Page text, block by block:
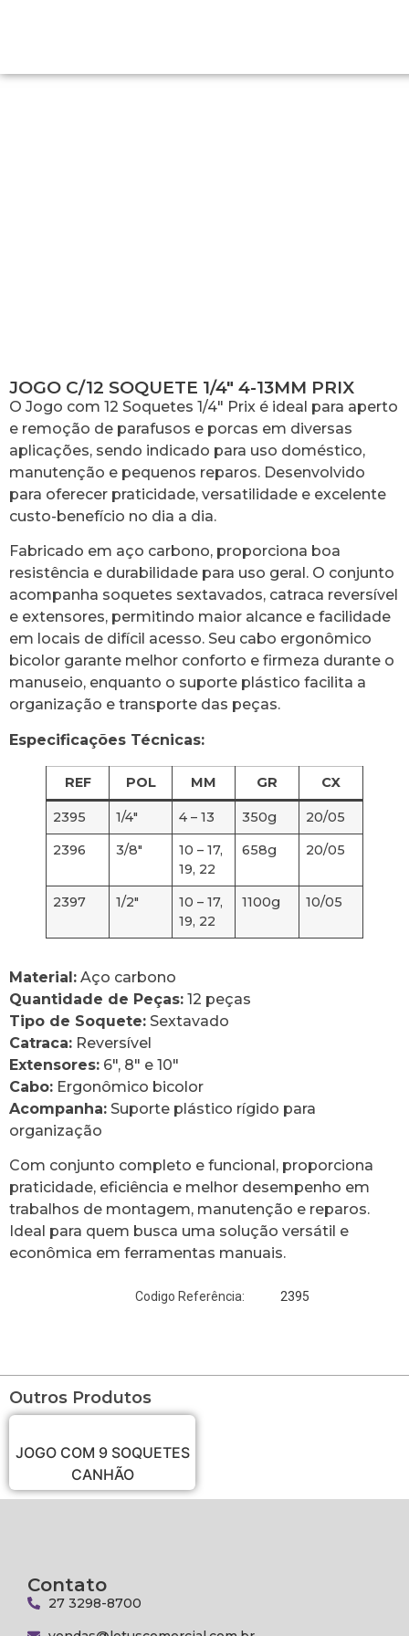
JOGO C/12 SOQUETE 1/4″ 4-13MM PRIX
O Jogo com 12 Soquetes 1/4″ Prix é ideal para aperto
e remoção de parafusos e porcas em diversas
aplicações, sendo indicado para uso doméstico,
manutenção e pequenos reparos. Desenvolvido
para oferecer praticidade, versatilidade e excelente
custo-benefício no dia a dia.
Fabricado em aço carbono, proporciona boa
resistência e durabilidade para uso geral. O conjunto
acompanha soquetes sextavados, catraca reversível
e extensores, permitindo maior alcance e facilidade
em locais de difícil acesso. Seu cabo ergonômico
bicolor garante melhor conforto e firmeza durante o
manuseio, enquanto o suporte plástico facilita a
organização e transporte das peças.
Especificações Técnicas:
REF POL MM GR CX
2395 1/4″ 4 – 13 350g
20/05
2396
3/8″
10 – 17,
19, 22
658g 20/05
2397 1/2″
10 – 17,
19, 22
1100g 10/05
Material: Aço carbono
Quantidade de Peças: 12 peças
Tipo de Soquete: Sextavado
Catraca: Reversível
Extensores: 6″, 8″ e 10″
Cabo: Ergonômico bicolor
Acompanha: Suporte plástico rígido para
organização
Com conjunto completo e funcional, proporciona
praticidade, eficiência e melhor desempenho em
trabalhos de montagem, manutenção e reparos.
Ideal para quem busca uma solução versátil e
econômica em ferramentas manuais.
Codigo Referência: 2395
Outros Produtos
JOGO COM 9 SOQUETES
CANHÃO
Contato
27 3298-8700